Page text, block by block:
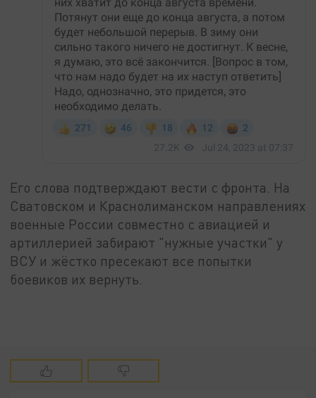
Его слова подтверждают вести с фронта. На
Сватовском и Краснолиманском направлениях
военные России совместно с авиацией и
артиллерией забирают "нужные участки" у
ВСУ и жёстко пресекают все попытки
боевиков их вернуть.